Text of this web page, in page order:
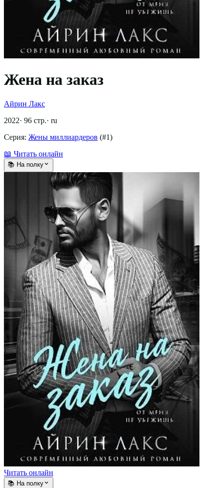
Жена на заказ
Айрин Лакс
2022· 96 стр.· ru
Серия: Жены миллиардеров (#1)
📖 Читать онлайн
📚 На полку
Читать онлайн
📚 На полку